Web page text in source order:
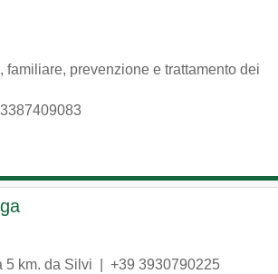
prevenzione e trattamento dei
5 km. da Silvi | +39 3930790225